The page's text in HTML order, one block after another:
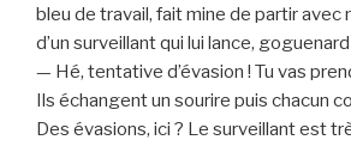
bleu de travail, fait mine de partir avec
d’un surveillant qui lui lance, goguenard
— Hé, tentative d’évasion ! Tu vas
Ils échangent un sourire puis chacun
Des évasions, ici ? Le surveillant est